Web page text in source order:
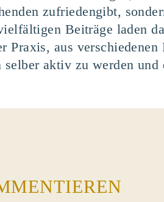
zufrie­den­gibt,
Bei­trä­ge laden
Pra­xis, aus
sel­ber aktiv zu wer­den